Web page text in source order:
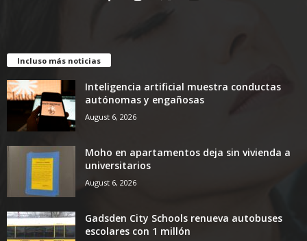
Incluso más noticias
Inteligencia artificial muestra conductas
autónomas y engañosas
August 6, 2026
Moho en apartamentos deja sin vivienda a
universitarios
August 6, 2026
Gadsden City Schools renueva autobuses
escolares con 1 millón